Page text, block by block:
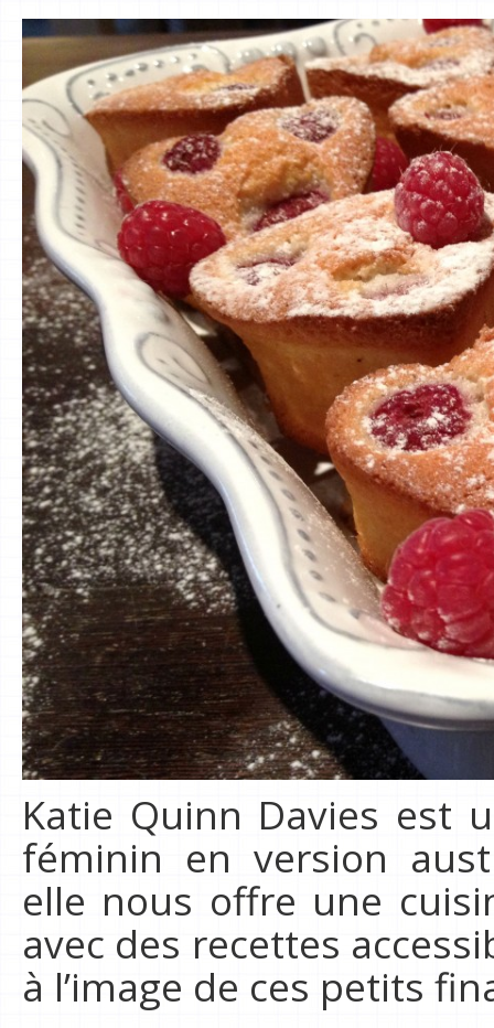
Katie Quinn Davies est
féminin en version
elle nous offre une
avec des recettes
à l’image de ces petits